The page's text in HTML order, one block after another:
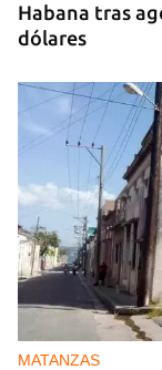
Habana tras
dólares
MATANZAS